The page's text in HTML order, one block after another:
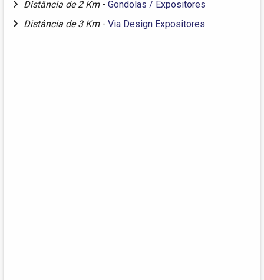
Distância de 2 Km - Gondolas / Expositores
Distância de 3 Km - Via Design Expositores